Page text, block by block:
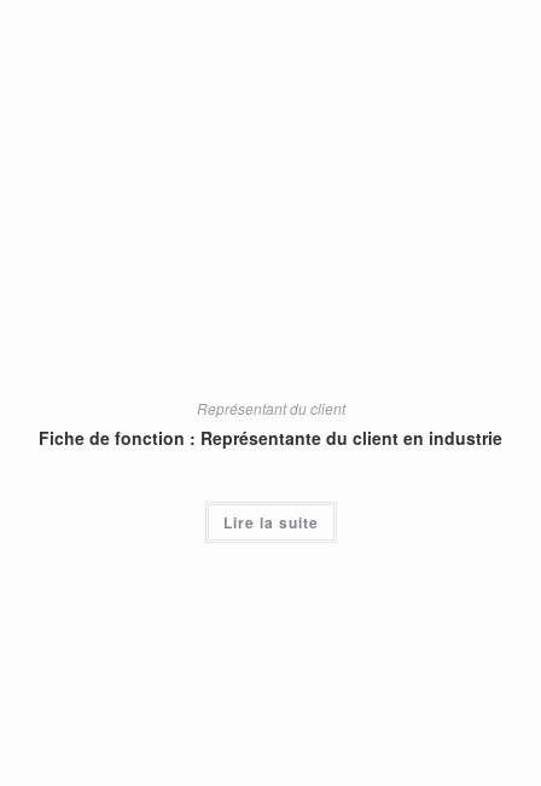
Représentant du client
Fiche de fonction : Représentante du client en industrie
Lire la suite